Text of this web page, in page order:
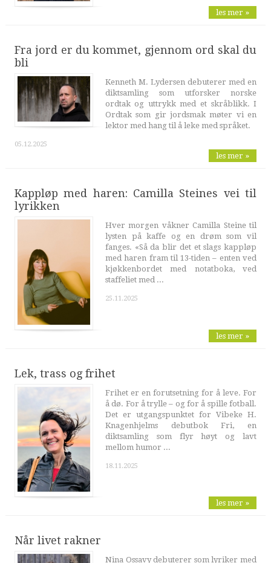
les mer »
Fra jord er du kommet, gjennom ord skal du
bli
Kenneth M. Lydersen debuterer med en
diktsamling som utforsker norske
ordtak og uttrykk med et skråblikk. I
Ordtak som gir jordsmak møter vi en
lektor med hang til å leke med språket.
05.12.2025
les mer »
Kappløp med haren: Camilla Steines vei til
lyrikken
Hver morgen våkner Camilla Steine til
lysten på kaffe og en drøm som vil
fanges. «Så da blir det et slags kappløp
med haren fram til 13-tiden – enten ved
kjøkkenbordet med notatboka, ved
staffeliet med ...
25.11.2025
les mer »
Lek, trass og frihet
Frihet er en forutsetning for å leve. For
å dø. For å trylle – og for å spille fotball.
Det er utgangspunktet for Vibeke H.
Knagenhjelms debutbok Fri, en
diktsamling som flyr høyt og lavt
mellom humor ...
18.11.2025
les mer »
Når livet rakner
Nina Ossavy debuterer som lyriker med